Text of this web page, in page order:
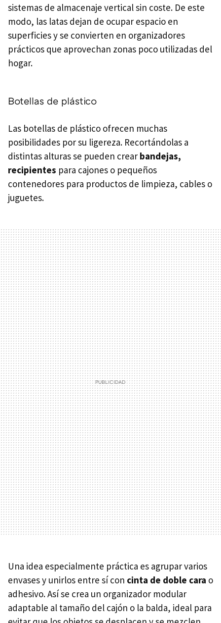
sistemas de almacenaje vertical sin coste. De este
modo, las latas dejan de ocupar espacio en
superficies y se convierten en organizadores
prácticos que aprovechan zonas poco utilizadas del
hogar.
Botellas de plástico
Las botellas de plástico ofrecen muchas
posibilidades por su ligereza. Recortándolas a
distintas alturas se pueden crear bandejas,
recipientes para cajones o pequeños
contenedores para productos de limpieza, cables o
juguetes.
Una idea especialmente práctica es agrupar varios
envases y unirlos entre sí con cinta de doble cara o
adhesivo. Así se crea un organizador modular
adaptable al tamaño del cajón o la balda, ideal para